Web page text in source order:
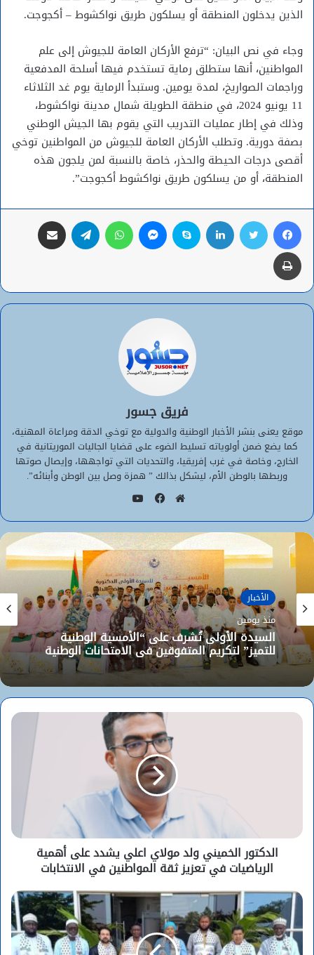
الذين يدخلون المنطقة أو يسلكون طريق نواكشوط – أكجوجت.
وجاء في نص البيان: “ترفع الأركان العامة للجيوش إلى علم
المواطنين، أنها ستطلق رماية تستخدم فيها أسلحة المدفعية
وراجمات الصواريخ، لمدة يومين. وستبدأ الرماية يوم غد الثلاثاء
11 يونيو 2024، في منطقة الطويلة شمال مدينة نواكشوط،
وذلك في إطار عمليات التدريب التي يقوم بها الجيش الوطني
بصفة دورية. وتطلب الأركان العامة للجيوش من المواطنين توخي
أقصى درجات الحيطة والحذر، خاصة بالنسبة لمن يلجون هذه
المنطقة، أو من يسلكون طريق نواكشوط أكجوجت”.
فيسبوك تويتر لينكدإن سكايب ماسنجر واتساب تيلقرام
طباعة
فريق جسور
موقع يعنى بنشر الأخبار الوطنية والدولية مع توخي الدقة ومراعاة المهنية،
كما يضع ضمن أولوياته تسليط الضوء على قضايا الجاليات الموريتانية في
الخارج، وخاصة في غرب إفريقيا، والتحديات التي تواجهها، وإيصال صوتها
وربطها بالوطن الأم، ليشكل بذالك ” همزة وصل بين الوطن وأبنائه”.
الويب
الأخبار
منذ يومين
السيدة الأولى تُشرف على “الأمسية الوطنية
للتميز” لتكريم المتفوقين في الامتحانات الوطنية
الدكتور الخميني ولد مولاي اعلي يشدد على أهمية
الرياضيات في تعزيز ثقة المواطنين في الانتخابات